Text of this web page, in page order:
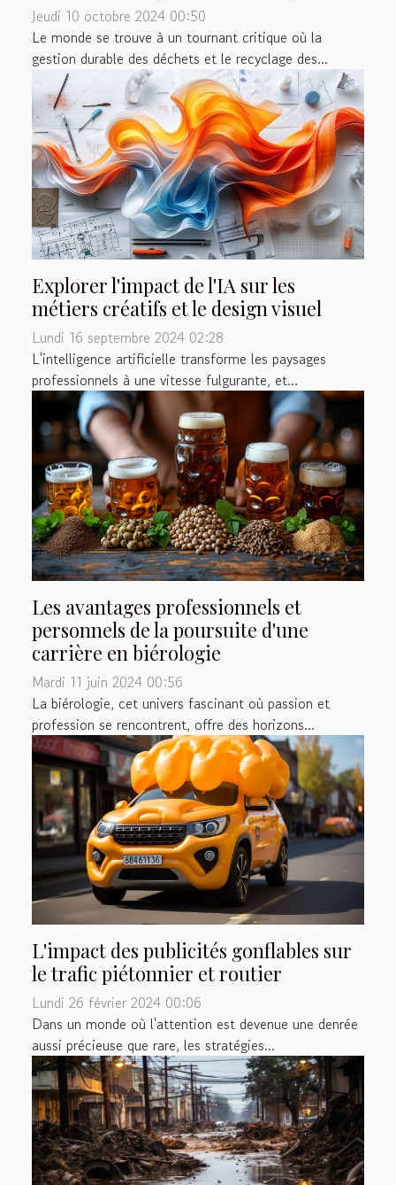
Jeudi 10 octobre 2024 00:50
Le monde se trouve à un tournant critique où la
gestion durable des déchets et le recyclage des...
Explorer l'impact de l'IA sur les
métiers créatifs et le design visuel
Lundi 16 septembre 2024 02:28
L'intelligence artificielle transforme les paysages
professionnels à une vitesse fulgurante, et...
Les avantages professionnels et
personnels de la poursuite d'une
carrière en biérologie
Mardi 11 juin 2024 00:56
La biérologie, cet univers fascinant où passion et
profession se rencontrent, offre des horizons...
L'impact des publicités gonflables sur
le trafic piétonnier et routier
Lundi 26 février 2024 00:06
Dans un monde où l'attention est devenue une denrée
aussi précieuse que rare, les stratégies...